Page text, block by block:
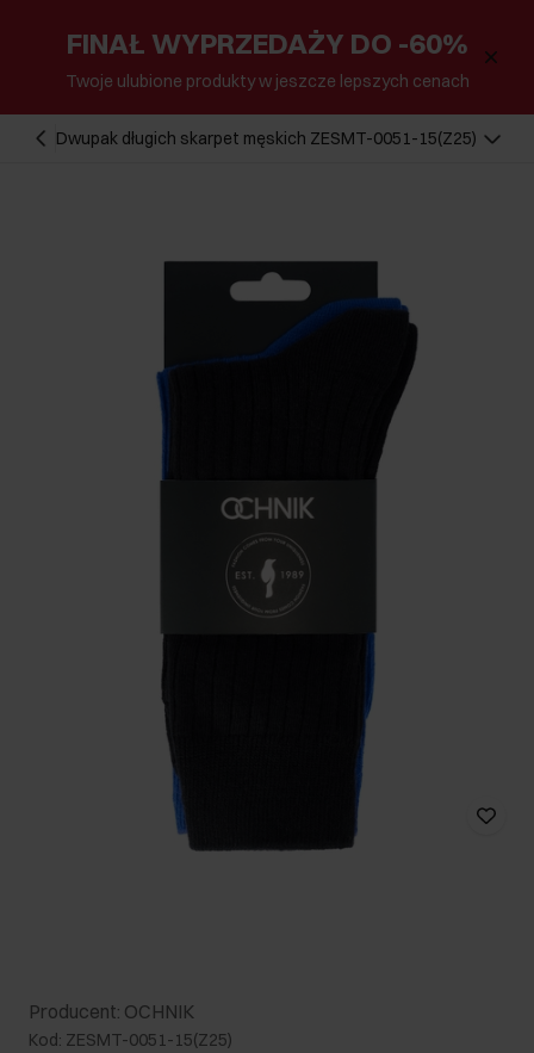
FINAŁ WYPRZEDAŻY DO -60%
Twoje ulubione produkty w jeszcze lepszych cenach
Dwupak długich skarpet męskich ZESMT-0051-15(Z25)
Producent: OCHNIK
Kod: ZESMT-0051-15(Z25)